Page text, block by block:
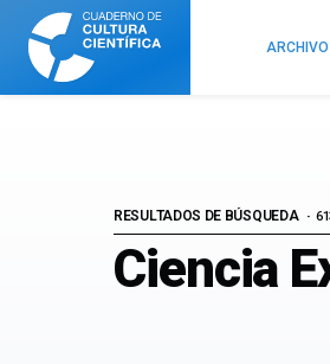
Cuaderno
Cultura
Científica
ARCHIVO
Ciencia
RESULTADOS DE BÚSQUEDA